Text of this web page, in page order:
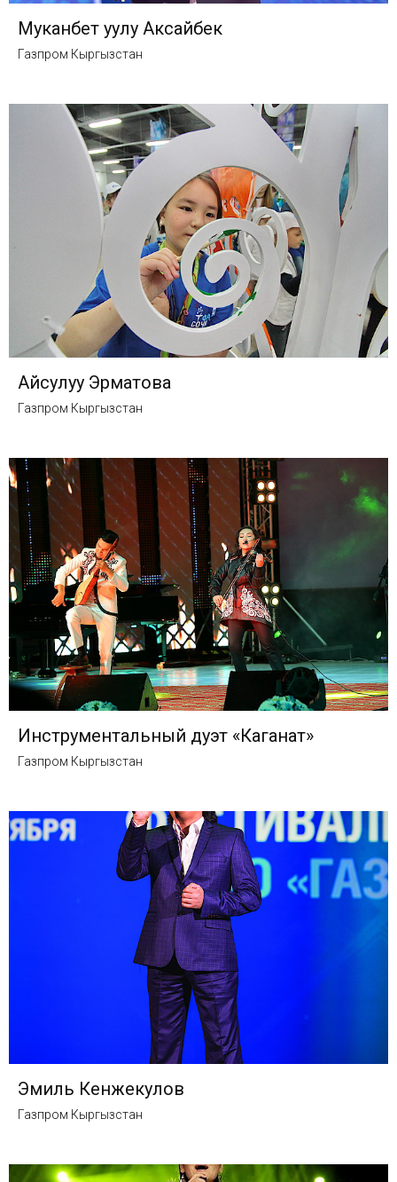
Муканбет уулу Аксайбек
Газпром Кыргызстан
Айсулуу Эрматова
Газпром Кыргызстан
Инструментальный дуэт «Каганат»
Газпром Кыргызстан
Эмиль Кенжекулов
Газпром Кыргызстан